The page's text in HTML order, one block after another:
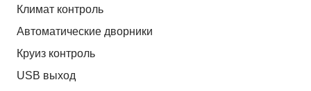
Климат контроль
Автоматические дворники
Круиз контроль
USB выход